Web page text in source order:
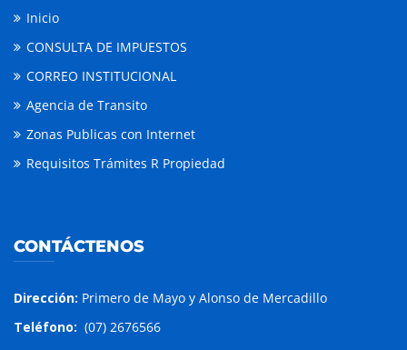
Inicio
CONSULTA DE IMPUESTOS
CORREO INSTITUCIONAL
Agencia de Transito
Zonas Publicas con Internet
Requisitos Trámites R Propiedad
CONTÁCTENOS
Dirección: Primero de Mayo y Alonso de Mercadillo
Teléfono: (07) 2676566